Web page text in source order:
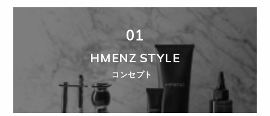
01
HMENZ STYLE
コンセプト